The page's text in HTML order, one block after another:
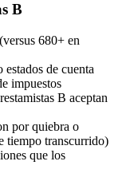
B
680+ en
de cuenta
impuestos
B aceptan
por quiebra o
tiempo transcurrido)
que los